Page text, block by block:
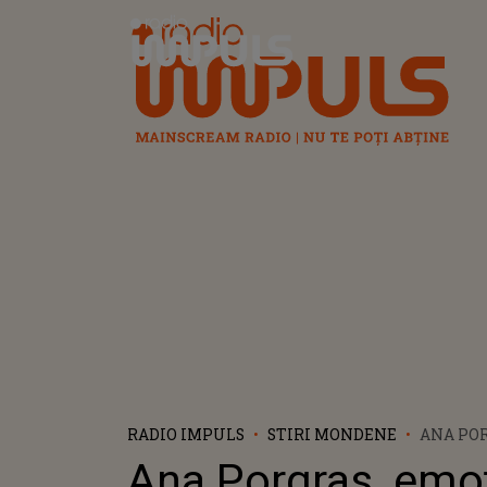
Radio Impuls
RADIO IMPULS STIRI MONDENE
ANA
A IEȘIT